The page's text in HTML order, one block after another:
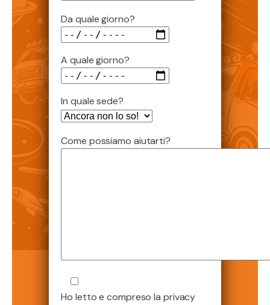
Da quale giorno?
A quale giorno?
In quale sede?
Come possiamo aiutarti?
Ho letto e compreso la privacy